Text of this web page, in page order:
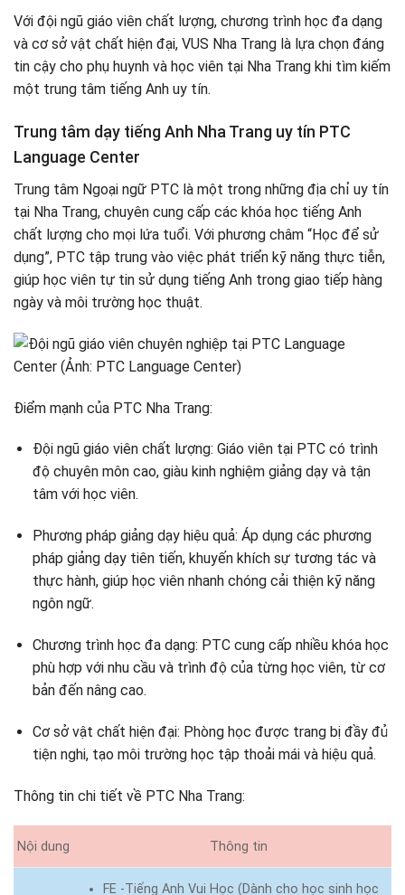
Với đội ngũ giáo viên chất lượng, chương trình học đa dạng
và cơ sở vật chất hiện đại, VUS Nha Trang là lựa chọn đáng
tin cậy cho phụ huynh và học viên tại Nha Trang khi tìm kiếm
một trung tâm tiếng Anh uy tín.
Trung tâm dạy tiếng Anh Nha Trang uy tín PTC
Language Center
Trung tâm Ngoại ngữ PTC là một trong những địa chỉ uy tín
tại Nha Trang, chuyên cung cấp các khóa học tiếng Anh
chất lượng cho mọi lứa tuổi. Với phương châm “Học để sử
dụng”, PTC tập trung vào việc phát triển kỹ năng thực tiễn,
giúp học viên tự tin sử dụng tiếng Anh trong giao tiếp hàng
ngày và môi trường học thuật.
Điểm mạnh của PTC Nha Trang:
Đội ngũ giáo viên chất lượng: Giáo viên tại PTC có trình
độ chuyên môn cao, giàu kinh nghiệm giảng dạy và tận
tâm với học viên.
Phương pháp giảng dạy hiệu quả: Áp dụng các phương
pháp giảng dạy tiên tiến, khuyến khích sự tương tác và
thực hành, giúp học viên nhanh chóng cải thiện kỹ năng
ngôn ngữ.
Chương trình học đa dạng: PTC cung cấp nhiều khóa học
phù hợp với nhu cầu và trình độ của từng học viên, từ cơ
bản đến nâng cao.
Cơ sở vật chất hiện đại: Phòng học được trang bị đầy đủ
tiện nghi, tạo môi trường học tập thoải mái và hiệu quả.
Thông tin chi tiết về PTC Nha Trang:
Nội dung Thông tin
FE -Tiếng Anh Vui Học (Dành cho học sinh học